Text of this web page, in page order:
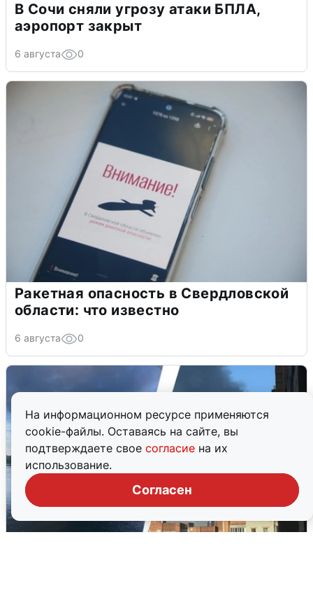
На информационном ресурсе применяются
cookie-файлы. Оставаясь на сайте, вы
подтверждаете свое согласие на их
использование.
Согласен
В Сочи сняли угрозу атаки БПЛА,
аэропорт закрыт
6 августа 0
Ракетная опасность в Свердловской
области: что известно
6 августа 0